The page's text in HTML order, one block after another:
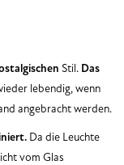
Stil. Das
lebendig, wenn
angebracht werden.
Da die Leuchte
vom Glas